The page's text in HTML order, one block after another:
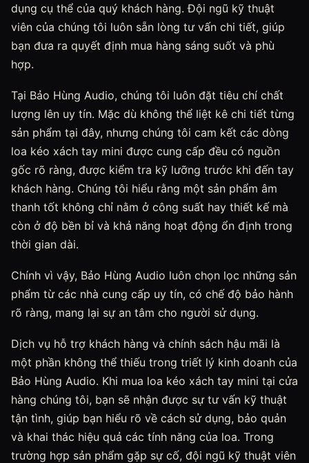
dụng cụ thể của quý khách hàng. Đội ngũ kỹ thuật
viên của chúng tôi luôn sẵn lòng tư vấn chi tiết, giúp
bạn đưa ra quyết định mua hàng sáng suốt và phù
hợp.
Tại Bảo Hùng Audio, chúng tôi luôn đặt tiêu chí chất
lượng lên uy tín. Mặc dù không thể liệt kê chi tiết từng
sản phẩm tại đây, nhưng chúng tôi cam kết các dòng
loa kéo xách tay mini được cung cấp đều có nguồn
gốc rõ ràng, được kiểm tra kỹ lưỡng trước khi đến tay
khách hàng. Chúng tôi hiểu rằng một sản phẩm âm
thanh tốt không chỉ nằm ở công suất hay thiết kế mà
còn ở độ bền bỉ và khả năng hoạt động ổn định trong
thời gian dài.
Chính vì vậy, Bảo Hùng Audio luôn chọn lọc những sản
phẩm từ các nhà cung cấp uy tín, có chế độ bảo hành
rõ ràng, mang lại sự an tâm cho người sử dụng.
Dịch vụ hỗ trợ khách hàng và chính sách hậu mãi là
một phần không thể thiếu trong triết lý kinh doanh của
Bảo Hùng Audio. Khi mua loa kéo xách tay mini tại cửa
hàng chúng tôi, bạn sẽ nhận được sự tư vấn kỹ thuật
tận tình, giúp bạn hiểu rõ về cách sử dụng, bảo quản
và khai thác hiệu quả các tính năng của loa. Trong
trường hợp sản phẩm gặp sự cố, đội ngũ kỹ thuật viên